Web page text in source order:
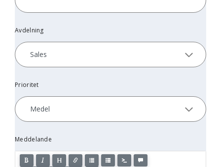
Avdelning
Prioritet
Meddelande